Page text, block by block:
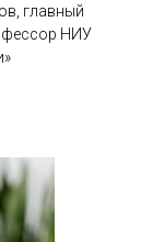
главный
НИУ